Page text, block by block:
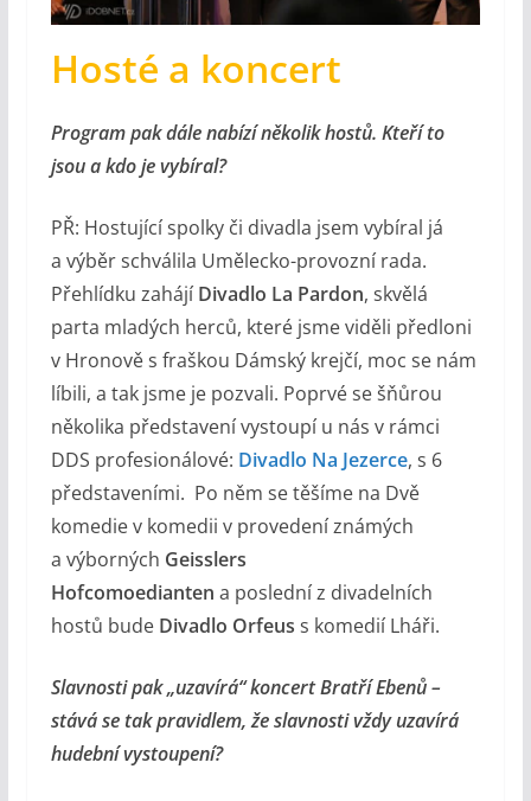
Hosté a koncert
Program pak dále nabízí několik hostů. Kteří to
jsou a kdo je vybíral?
PŘ: Hostující spolky či divadla jsem vybíral já
a výběr schválila Umělecko-provozní rada.
Přehlídku zahájí Divadlo La Pardon, skvělá
parta mladých herců, které jsme viděli předloni
v Hronově s fraškou Dámský krejčí, moc se nám
líbili, a tak jsme je pozvali. Poprvé se šňůrou
několika představení vystoupí u nás v rámci
DDS profesionálové: Divadlo Na Jezerce, s 6
představeními. Po něm se těšíme na Dvě
komedie v komedii v provedení známých
a výborných Geisslers
Hofcomoedianten a poslední z divadelních
hostů bude Divadlo Orfeus s komedií Lháři.
Slavnosti pak „uzavírá“ koncert Bratří Ebenů –
stává se tak pravidlem, že slavnosti vždy uzavírá
hudební vystoupení?